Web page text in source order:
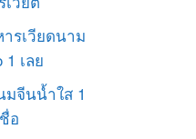
รเวียดนาม
เลย
จีนน้ำใส 1
อ